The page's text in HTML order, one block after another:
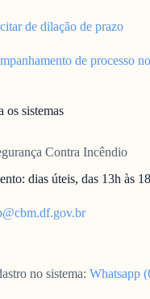
de dilação de prazo
de processo
os sistemas
Contra Incêndio
dias úteis, das 13h às
no sistema: Whatsapp